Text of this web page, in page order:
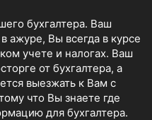
бухгалтера. Ваш
ажуре, Вы всегда в курсе
учете и налогах. Ваш
от бухгалтера, а
выезжать к Вам с
что Вы знаете где
для бухгалтера.